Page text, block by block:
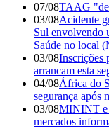
07/08TAAG
03/08Acidente
Sul envolvendo
Saúde no
03/08Inscrições
arrancam esta
04/08África do
segurança após
03/08MININT e
mercados